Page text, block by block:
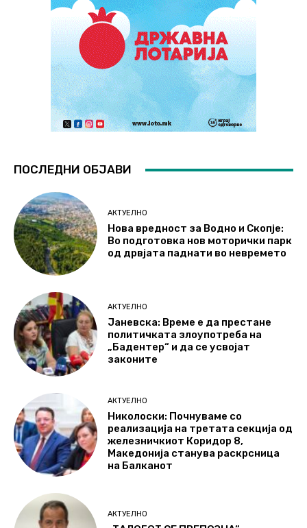
ПОСЛЕДНИ ОБЈАВИ
АКТУЕЛНО
Нова вредност за Водно и Скопје:
Во подготовка нов моторички парк
од дрвјата паднати во невремето
АКТУЕЛНО
Јаневска: Време е да престане
политичката злоупотреба на
„Бадентер“ и да се усвојат
законите
АКТУЕЛНО
Николоски: Почнуваме со
реализација на третата секција од
железничкиот Коридор 8,
Македонија станува раскрсница
на Балканот
АКТУЕЛНО